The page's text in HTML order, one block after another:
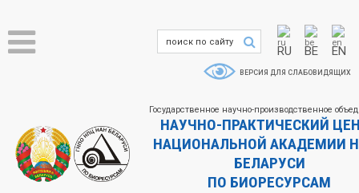
Государственное научно-производственное
НАУЧНО-ПРАКТИЧЕСКИЙ
НАЦИОНАЛЬНОЙ АКАДЕМИИ
БЕЛАРУСИ
ПО БИОРЕСУРСАМ
RU BE EN
ВЕРСИЯ ДЛЯ СЛАБОВИДЯЩИХ